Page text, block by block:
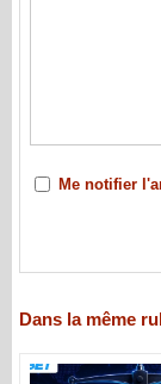
Me notifier
Dans la même